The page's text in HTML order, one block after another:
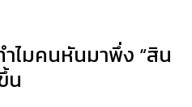
ไมคนหันมาพึ่ง “สิน
น